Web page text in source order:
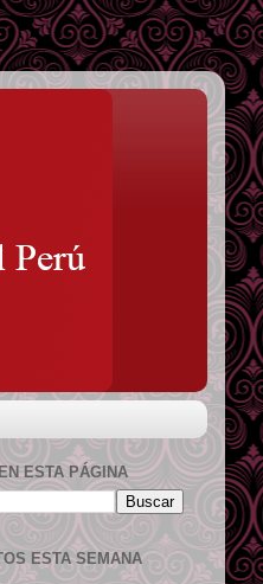
ESTA PÁGINA
ESTA SEMANA